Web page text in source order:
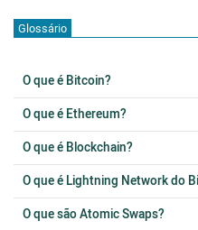
Glossário
O que é Bitcoin?
O que é Ethereum?
O que é Blockchain?
O que é Lightning Network do
O que são Atomic Swaps?